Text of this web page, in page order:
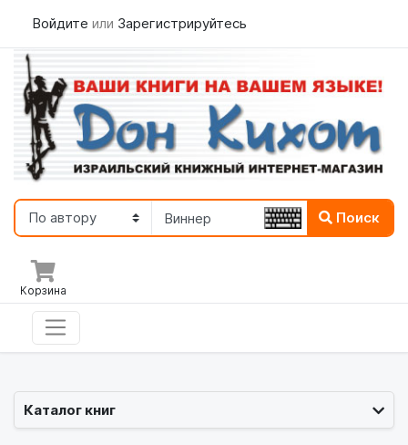
Войдите или Зарегистрируйтесь
Поиск
Корзина
Каталог книг